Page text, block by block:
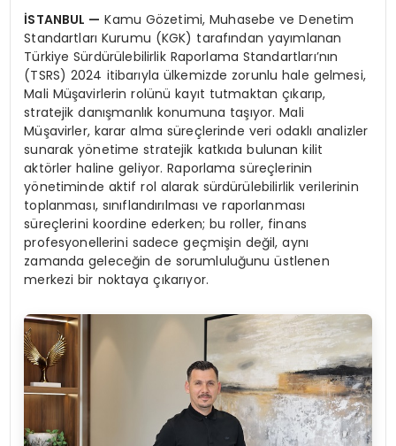
İSTANBUL — Kamu Gözetimi, Muhasebe ve Denetim
Standartları Kurumu (KGK) tarafından yayımlanan
Türkiye Sürdürülebilirlik Raporlama Standartları’nın
(TSRS) 2024 itibarıyla ülkemizde zorunlu hale gelmesi,
Mali Müşavirlerin rolünü kayıt tutmaktan çıkarıp,
stratejik danışmanlık konumuna taşıyor. Mali
Müşavirler, karar alma süreçlerinde veri odaklı analizler
sunarak yönetime stratejik katkıda bulunan kilit
aktörler haline geliyor. Raporlama süreçlerinin
yönetiminde aktif rol alarak sürdürülebilirlik verilerinin
toplanması, sınıflandırılması ve raporlanması
süreçlerini koordine ederken; bu roller, finans
profesyonellerini sadece geçmişin değil, aynı
zamanda geleceğin de sorumluluğunu üstlenen
merkezi bir noktaya çıkarıyor.